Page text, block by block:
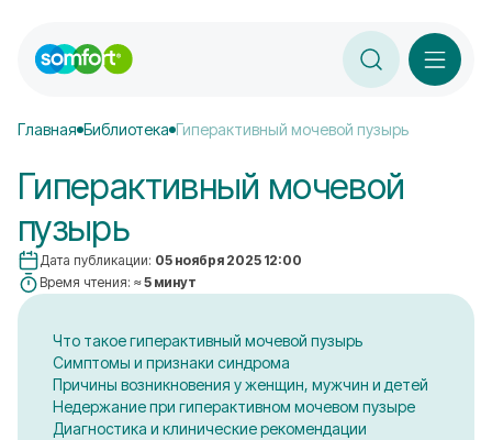
Главная Библиотека Гиперактивный мочевой пузырь
Гиперактивный мочевой
пузырь
Дата публикации: 05 ноября 2025 12:00
Время чтения: ≈ 5 минут
Что такое гиперактивный мочевой пузырь
Симптомы и признаки синдрома
Причины возникновения у женщин, мужчин и детей
Недержание при гиперактивном мочевом пузыре
Диагностика и клинические рекомендации